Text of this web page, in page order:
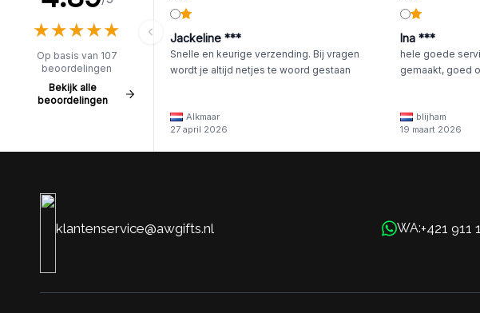
★★★★★
★★★★★
Op basis van 107
beoordelingen
Bekijk alle
beoordelingen
Jackeline ***
Snelle en keurige verzending. Bij vragen
wordt je altijd netjes te woord gestaan
Alkmaar
27 april 2026
Ina ***
hele goede
gemaakt, goed
blijham
19 maart 2026
klantenservice@awgifts.nl WA:+421 911